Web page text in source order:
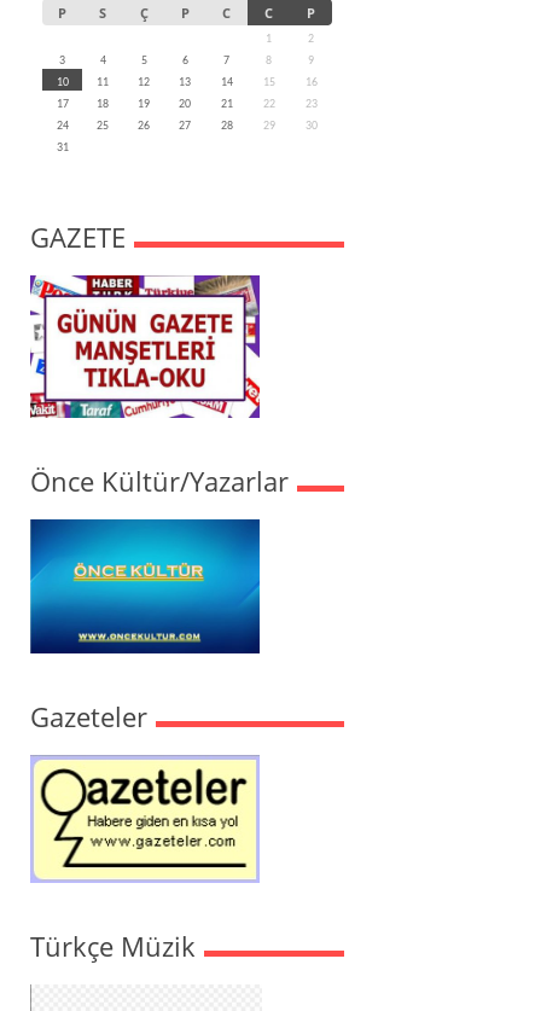
P S Ç P C C P
1
2
3
4 5 6 7 8
9
10
11 12 13 14 15
16
17
18 19 20 21 22
23
24
25 26 27 28 29
30
31
GAZETE
Önce Kültür/Yazarlar
Gazeteler
Türkçe Müzik